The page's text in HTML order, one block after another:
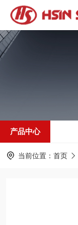
产品中心
当前位置： 首页